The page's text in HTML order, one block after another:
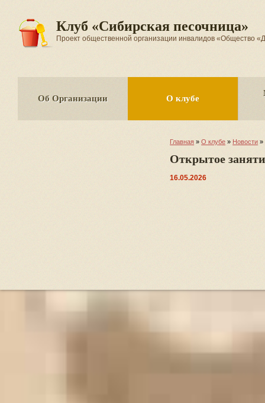
Клуб «Сибирская песочница»
Проект общественной организации инвалидов
Об Организации О клубе
Главная »О клубе » Новости »
Открытое
16.05.2026